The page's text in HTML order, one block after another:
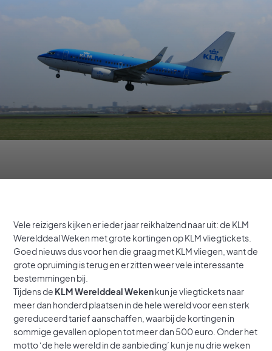
Vele reizigers kijken er ieder jaar reikhalzend naar uit: de KLM
Werelddeal Weken met grote kortingen op KLM vliegtickets.
Goed nieuws dus voor hen die graag met KLM vliegen, want de
grote opruiming is terug en er zitten weer vele interessante
bestemmingen bij.
Tijdens de KLM Werelddeal Wekenkun je vliegtickets naar
meer dan honderd plaatsen in de hele wereld voor een sterk
gereduceerd tarief aanschaffen, waarbij de kortingen in
sommige gevallen oplopen tot meer dan 500 euro. Onder het
motto ‘de hele wereld in de aanbieding’ kun je nu drie weken